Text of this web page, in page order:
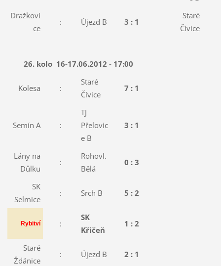
Dražkovi
ce
: Újezd B 3 : 1
Staré
Čívice
26. kolo 16-17.06.2012 - 17:00
Kolesa :
Staré
Čívice
7 : 1
Semín A :
TJ
Přelovic
e B
3 : 1
Lány na
Důlku
:
Rohovl.
Bělá
0 : 3
SK
Selmice
: Srch B 5 : 2
Rybitví :
SK
Křičeň
1 : 2
Staré
Ždánice
: Újezd B 2 : 1